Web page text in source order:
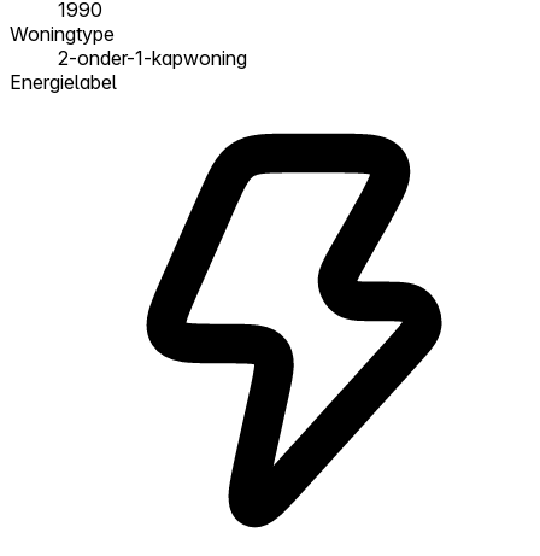
1990
Woningtype
2-onder-1-kapwoning
Energielabel